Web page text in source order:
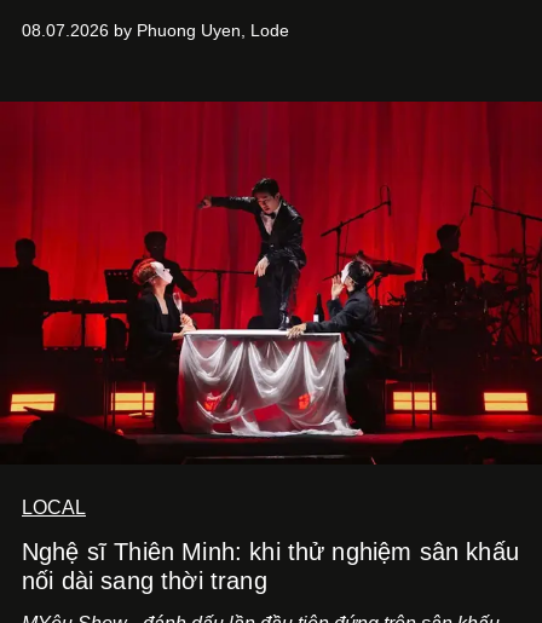
Cà Phê Cà Pháo mang dấu ấn Indochine hoài niệm, thu
08.07.2026 by Phuong Uyen, Lode
LOCAL
Nghệ sĩ Thiên Minh: khi thử nghiệm sân khấu
nối dài sang thời trang